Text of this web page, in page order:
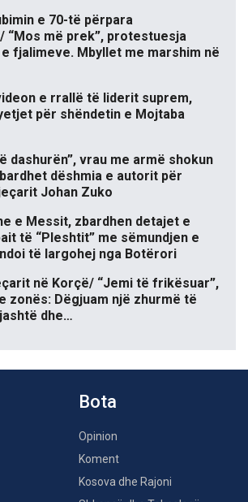
e 70-të përpara
“Mos më prek”, protestuesja
fjalimeve. Mbyllet me marshim në
e rrallë të liderit suprem,
për shëndetin e Mojtaba
dashurën”, vrau me armë shokun
dëshmia e autorit për
Johan Zuko
e Messit, zbardhen detajet e
të “Pleshtit” me sëmundjen e
të largohej nga Botërori
në Korçë/ “Jemi të frikësuar”,
zonës: Dëgjuam një zhurmë të
dhe…
Bota
Opinion
Koment
Kosova dhe Rajoni